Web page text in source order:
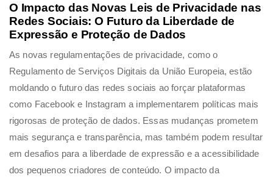
O Impacto das Novas Leis de Privacidade nas
Redes Sociais: O Futuro da Liberdade de
Expressão e Proteção de Dados
As novas regulamentações de privacidade, como o
Regulamento de Serviços Digitais da União Europeia, estão
moldando o futuro das redes sociais ao forçar plataformas
como Facebook e Instagram a implementarem políticas mais
rigorosas de proteção de dados. Essas mudanças prometem
mais segurança e transparência, mas também podem resultar
em desafios para a liberdade de expressão e a acessibilidade
dos pequenos criadores de conteúdo. O impacto da